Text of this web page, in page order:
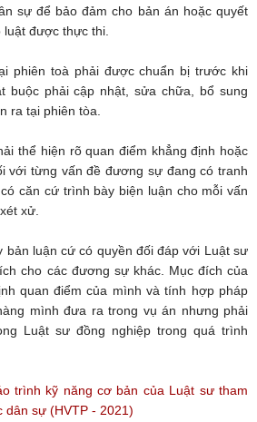
sự để bảo đảm cho bản án hoặc quyết
được thực thi.
phiên toà phải được chuẩn bị trước khi
buộc phải cập nhật, sửa chữa, bổ sung
ra tại phiên tòa.
thể hiện rõ quan điểm khẳng định hoặc
với từng vấn đề đương sự đang có tranh
căn cứ trình bày biện luận cho mỗi vấn
xử.
bản luận cứ có quyền đối đáp với Luật sư
cho các đương sự khác. Mục đích của
quan điểm của mình và tính hợp pháp
mình đưa ra trong vụ án nhưng phải
Luật sư đồng nghiệp trong quá trình
trình kỹ năng cơ bản của Luật sư tham
dân sự (HVTP - 2021)